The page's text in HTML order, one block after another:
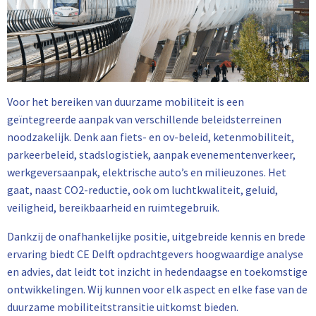
Voor het bereiken van duurzame mobiliteit is een
geïntegreerde aanpak van verschillende beleidsterreinen
noodzakelijk. Denk aan fiets- en ov-beleid, ketenmobiliteit,
parkeerbeleid, stadslogistiek, aanpak evenementenverkeer,
werkgeversaanpak, elektrische auto’s en milieuzones. Het
gaat, naast CO2-reductie, ook om luchtkwaliteit, geluid,
veiligheid, bereikbaarheid en ruimtegebruik.
Dankzij de onafhankelijke positie, uitgebreide kennis en brede
ervaring biedt CE Delft opdrachtgevers hoogwaardige analyse
en advies, dat leidt tot inzicht in hedendaagse en toekomstige
ontwikkelingen. Wij kunnen voor elk aspect en elke fase van de
duurzame mobiliteitstransitie uitkomst bieden.